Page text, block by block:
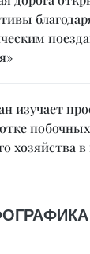
изучает
хозяйства